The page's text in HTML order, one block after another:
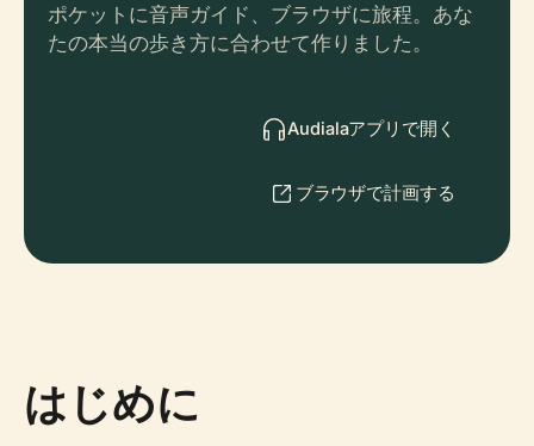
ポケットに音声ガイド、ブラウザに旅程。あな
たの本当の歩き方に合わせて作りました。
Audialaアプリで開く
ブラウザで計画する
はじめに